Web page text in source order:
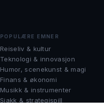
POPULÆRE EMNER
Reiseliv & kultur
Teknologi & innovasjon
Humor, scenekunst & magi
Finans & økonomi
Musikk & instrumenter
Sjakk & strategispill